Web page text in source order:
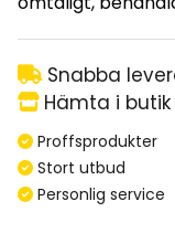
Snabba
Hämta i butik
Proffsprodukter
Stort utbud
Personlig service